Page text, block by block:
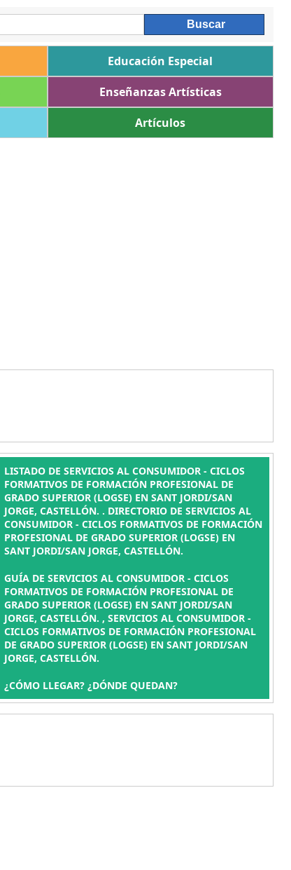
Educación Especial
Enseñanzas Artísticas
Artículos
LISTADO DE SERVICIOS AL CONSUMIDOR - CICLOS
FORMATIVOS DE FORMACIÓN PROFESIONAL DE
GRADO SUPERIOR (LOGSE) EN SANT JORDI/SAN
JORGE, CASTELLÓN. . DIRECTORIO DE SERVICIOS AL
CONSUMIDOR - CICLOS FORMATIVOS DE FORMACIÓN
PROFESIONAL DE GRADO SUPERIOR (LOGSE) EN
SANT JORDI/SAN JORGE, CASTELLÓN.
GUÍA DE SERVICIOS AL CONSUMIDOR - CICLOS
FORMATIVOS DE FORMACIÓN PROFESIONAL DE
GRADO SUPERIOR (LOGSE) EN SANT JORDI/SAN
JORGE, CASTELLÓN. , SERVICIOS AL CONSUMIDOR -
CICLOS FORMATIVOS DE FORMACIÓN PROFESIONAL
DE GRADO SUPERIOR (LOGSE) EN SANT JORDI/SAN
JORGE, CASTELLÓN.
¿CÓMO LLEGAR? ¿DÓNDE QUEDAN?